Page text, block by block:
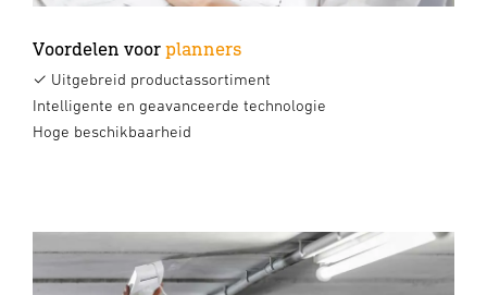
Voordelen voorplanners
✓ Uitgebreid productassortiment
Intelligente en geavanceerde technologie
Hoge beschikbaarheid